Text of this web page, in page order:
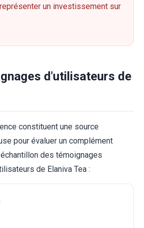
un investissement sur
d'utilisateurs de
constituent une source
pour évaluer un complément
des témoignages
de Elaniva Tea :